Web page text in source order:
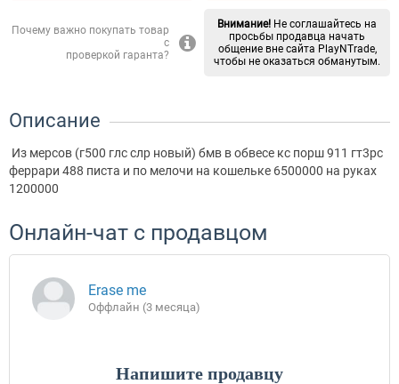
Почему важно покупать товар
с
проверкой гаранта?
Внимание! Не соглашайтесь на
просьбы продавца начать
общение вне сайта PlayNTrade,
чтобы не оказаться обманутым.
Описание
Из мерсов (г500 глс слр новый) бмв в обвесе кс порш 911 гт3рс
феррари 488 писта и по мелочи на кошельке 6500000 на руках
1200000
Онлайн-чат с продавцом
Erase me
Оффлайн (3 месяца)
Напишите продавцу